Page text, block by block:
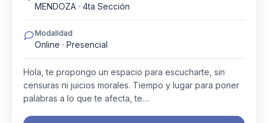
MENDOZA · 4ta Sección
Modalidad
Online · Presencial
Hola, te propongo un espacio para escucharte, sin
censuras ni juicios morales. Tiempo y lugar para poner
palabras a lo que te afecta, te…